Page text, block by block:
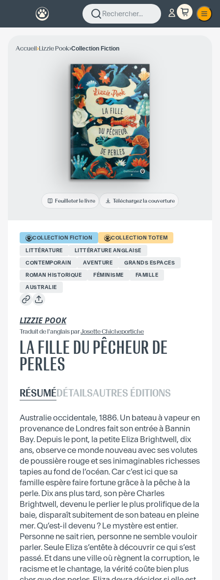
Rechercher...
Accueil›Lizzie Pook›Collection Fiction
Feuilleter le livre Téléchargez la couverture
COLLECTION FICTION COLLECTION TOTEM
LITTÉRATURE
LITTÉRATURE ANGLAISE
CONTEMPORAIN
AVENTURE
GRANDS ESPACES
ROMAN HISTORIQUE
FÉMINISME
FAMILLE
AUSTRALIE
LIZZIE POOK
Traduitde l'anglaisparJosette Chicheportiche
LA FILLE DU PÊCHEUR DE
PERLES
RÉSUMÉDÉTAILSAUTRES ÉDITIONS
Australie occidentale, 1886. Un bateau à vapeur en
provenance de Londres fait son entrée à Bannin
Bay. Depuis le pont, la petite Eliza Brightwell, dix
ans, observe ce monde nouveau avec ses volutes
de poussière rouge et ses inimaginables richesses
tapies au fond de l’océan. Car c’est ici que sa
famille espère faire fortune grâce à la pêche à la
perle. Dix ans plus tard, son père Charles
Brightwell, devenu le perlier le plus prolifique de la
baie, disparaît subitement de son bateau en pleine
mer. Qu’est-il devenu ? Le mystère est entier.
Personne ne sait rien, personne ne semble vouloir
parler. Seule Eliza s’entête à découvrir ce qui s’est
passé. Et dans une ville où règnent la corruption, le
racisme et le chantage, la vérité coûte bien plus